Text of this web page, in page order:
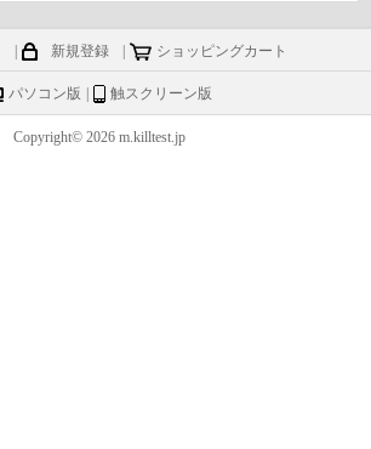
新規登録 ショッピングカート
パソコン版 触スクリーン版
Copyright© 2026 m.killtest.jp